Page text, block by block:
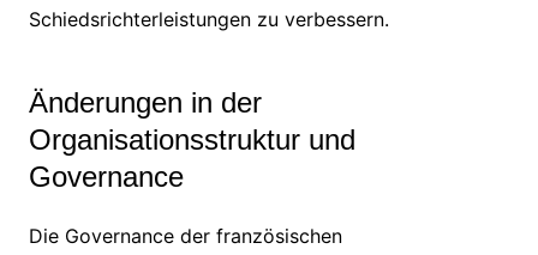
Schiedsrichterleistungen zu verbessern.
Änderungen in der
Organisationsstruktur und
Governance
Die Governance der französischen